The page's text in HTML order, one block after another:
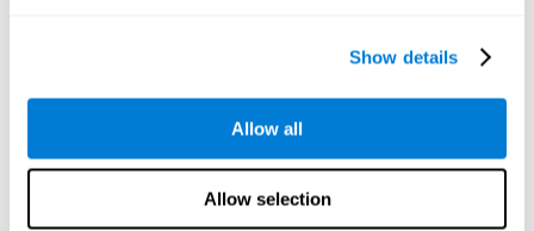
Show details
Allow all
Allow selection
Estados Unidos, qualquer jurisdição do local de
(C), ou um representante dessa pessoa.
Para enviar uma contranotificação, responda à nossa
notificação de e-mail original e inclua as informações necessárias